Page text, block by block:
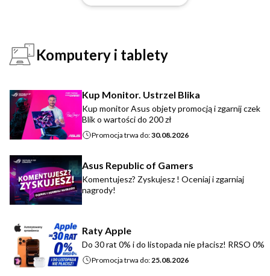
Komputery i tablety
Kup Monitor. Ustrzel Blika
Kup monitor Asus objety promocją i zgarnij czek
Blik o wartości do 200 zł
Promocja trwa do:30.08.2026
Asus Republic of Gamers
Komentujesz? Zyskujesz ! Oceniaj i zgarniaj
nagrody!
Raty Apple
Do 30 rat 0% i do listopada nie płacisz! RRSO 0%
Promocja trwa do: 25.08.2026